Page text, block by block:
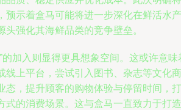
预示着盒马可能将进一步深化在鲜活水产
强化其海鲜品类的竞争壁垒。
的加入则显得更具想象空间。这或许意味
线上平台，尝试引入图书、杂志等文化商
态，提升顾客的购物体验与停留时间，打
式的消费场景。这与盒马一直致力于打造